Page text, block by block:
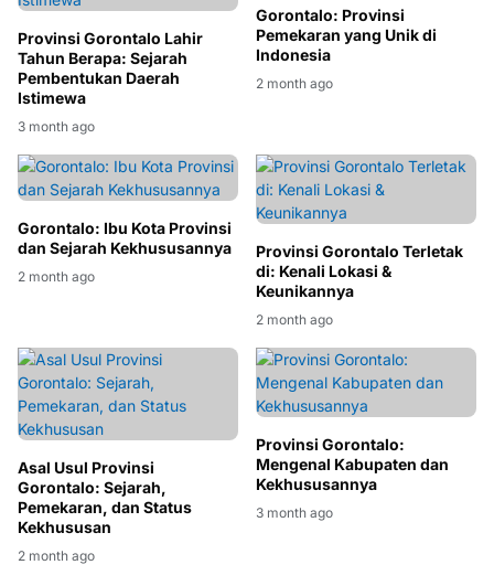
Provinsi Gorontalo Lahir
Tahun Berapa: Sejarah
Pembentukan Daerah
Istimewa
3 month ago
Gorontalo: Provinsi
Pemekaran yang Unik di
Indonesia
2 month ago
Gorontalo: Ibu Kota Provinsi
dan Sejarah Kekhususannya
2 month ago
Provinsi Gorontalo Terletak
di: Kenali Lokasi &
Keunikannya
2 month ago
Asal Usul Provinsi
Gorontalo: Sejarah,
Pemekaran, dan Status
Kekhususan
2 month ago
Provinsi Gorontalo:
Mengenal Kabupaten dan
Kekhususannya
3 month ago